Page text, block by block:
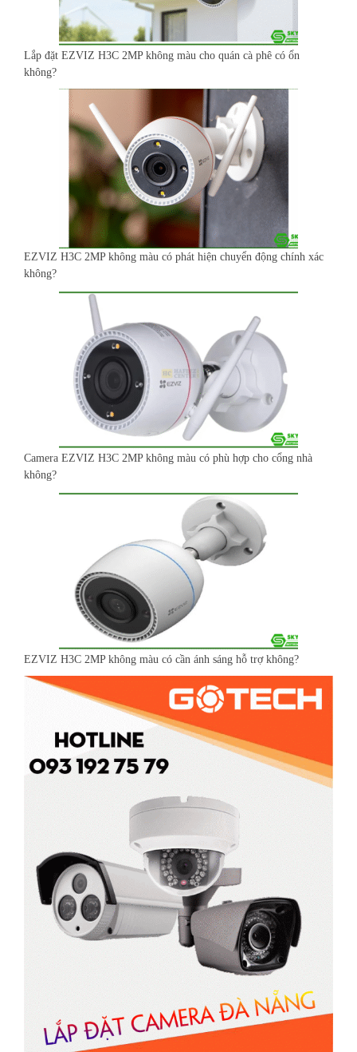
Lắp đặt EZVIZ H3C 2MP không màu cho quán cà phê có ổn
không?
EZVIZ H3C 2MP không màu có phát hiện chuyển động chính xác
không?
Camera EZVIZ H3C 2MP không màu có phù hợp cho cổng nhà
không?
EZVIZ H3C 2MP không màu có cần ánh sáng hỗ trợ không?